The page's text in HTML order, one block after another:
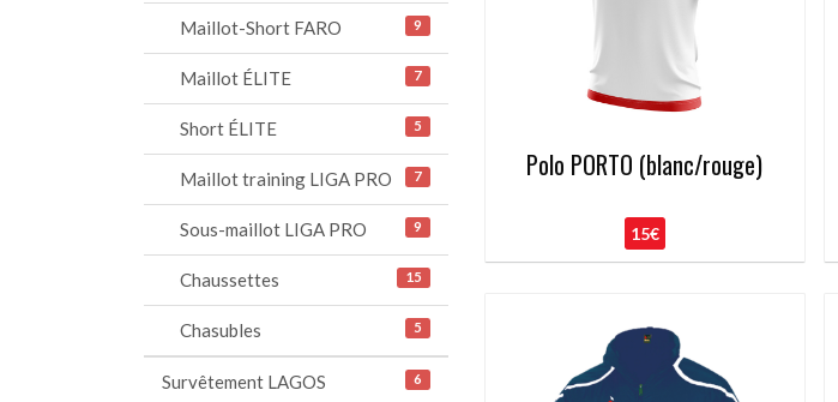
Polo PORTO (blanc/rouge)
15€
Maillot-Short FARO 9
Maillot ÉLITE 7
Short ÉLITE 5
Maillot training LIGA PRO 7
Sous-maillot LIGA PRO 9
Chaussettes 15
Chasubles 5
6
Survêtement LAGOS